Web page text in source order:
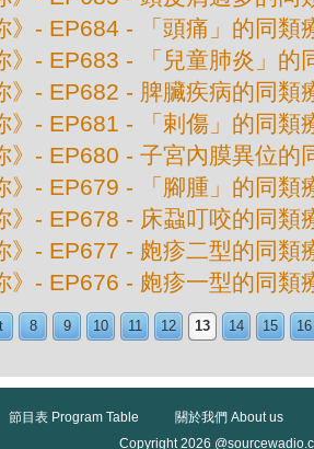
》- EP684 - 「頭痛」的同類
》- EP683 - 「兒童肺炎」的
》- EP682 - 脾臟疾病的同類
》- EP681 - 「剌傷」的同類
》- EP680 - 子宮內膜異位的
》- EP679 - 「腳腫」的同類
》- EP678 - 床蝨叮咬的同類
》- EP677 - 皰疹二型的同類
》- EP676 - 皰疹一型的同類
8 9 10 11 12 13 14 15 16
節目表 Program Table
關於我們 About us
Copyright 2026